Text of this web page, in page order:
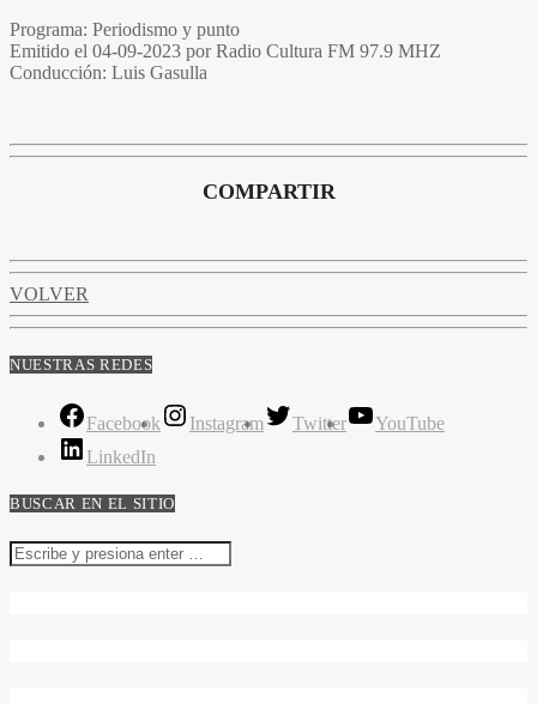
Programa: Periodismo y punto
Emitido el 04-09-2023 por Radio Cultura FM 97.9 MHZ
Conducción: Luis Gasulla
COMPARTIR
VOLVER
NUESTRAS REDES
Facebook Instagram Twitter
YouTube
LinkedIn
BUSCAR EN EL SITIO